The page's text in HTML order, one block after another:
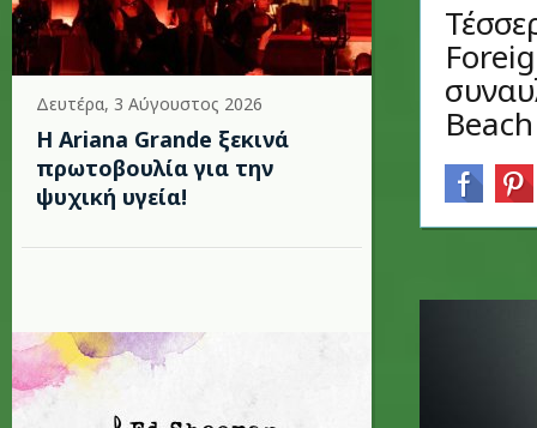
Δευτέρα, 3 Αύγουστος 2026
Η Ariana Grande ξεκινά
πρωτοβουλία για την
ψυχική υγεία!